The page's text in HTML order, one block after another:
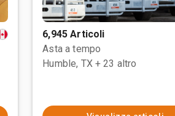
6,945 Articoli
Asta a tempo
Humble, TX + 23 altro